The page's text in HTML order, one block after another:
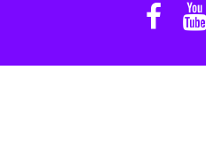
YouTube